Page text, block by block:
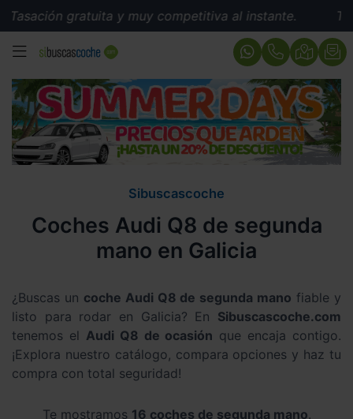
gratuita y muy competitiva al instante. Tasación
MENÚ
Sibuscascoche
Coches Audi Q8 de segunda
mano en Galicia
¿Buscas un coche Audi Q8 de segunda mano fiable y
listo para rodar en Galicia? En Sibuscascoche.com
tenemos el Audi Q8 de ocasión que encaja contigo.
¡Explora nuestro catálogo, compara opciones y haz tu
compra con total seguridad!
Te mostramos 16 coches de segunda mano.